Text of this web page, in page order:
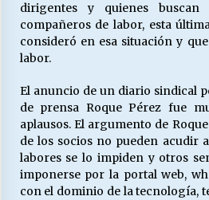
dirigentes y quienes
compañeros de labor, esta
consideró en esa situación y
labor.
El anuncio de un diario sindical
de prensa Roque Pérez fue
aplausos. El argumento de
de los socios no pueden acudir
labores se lo impiden y otros
imponerse por la portal web,
con el dominio de la tecnología,